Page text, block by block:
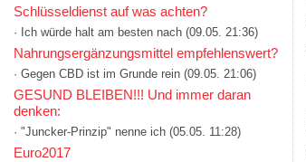
Schlüsseldienst auf was achten?
· Ich würde halt am besten nach (09.05. 21:36)
Nahrungsergänzungsmittel empfehlenswert?
· Gegen CBD ist im Grunde rein (09.05. 21:06)
GESUND BLEIBEN!!! Und immer daran
denken:
· "Juncker-Prinzip" nenne ich (05.05. 11:28)
Euro2017